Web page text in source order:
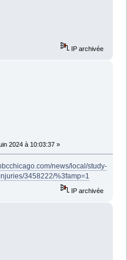
IP archivée
2024 à 10:03:37 »
news/local/study-
3458222/%3famp=1
IP archivée